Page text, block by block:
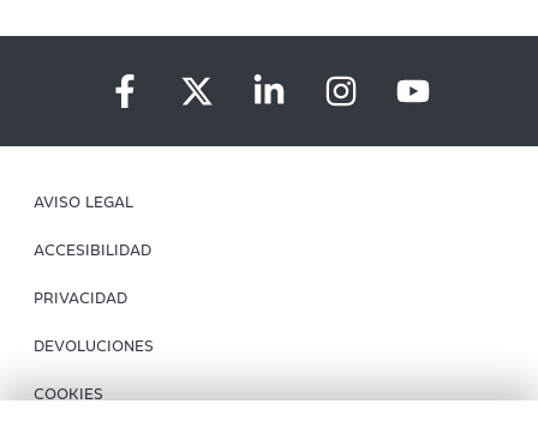
AVISO LEGAL
ACCESIBILIDAD
PRIVACIDAD
DEVOLUCIONES
COOKIES